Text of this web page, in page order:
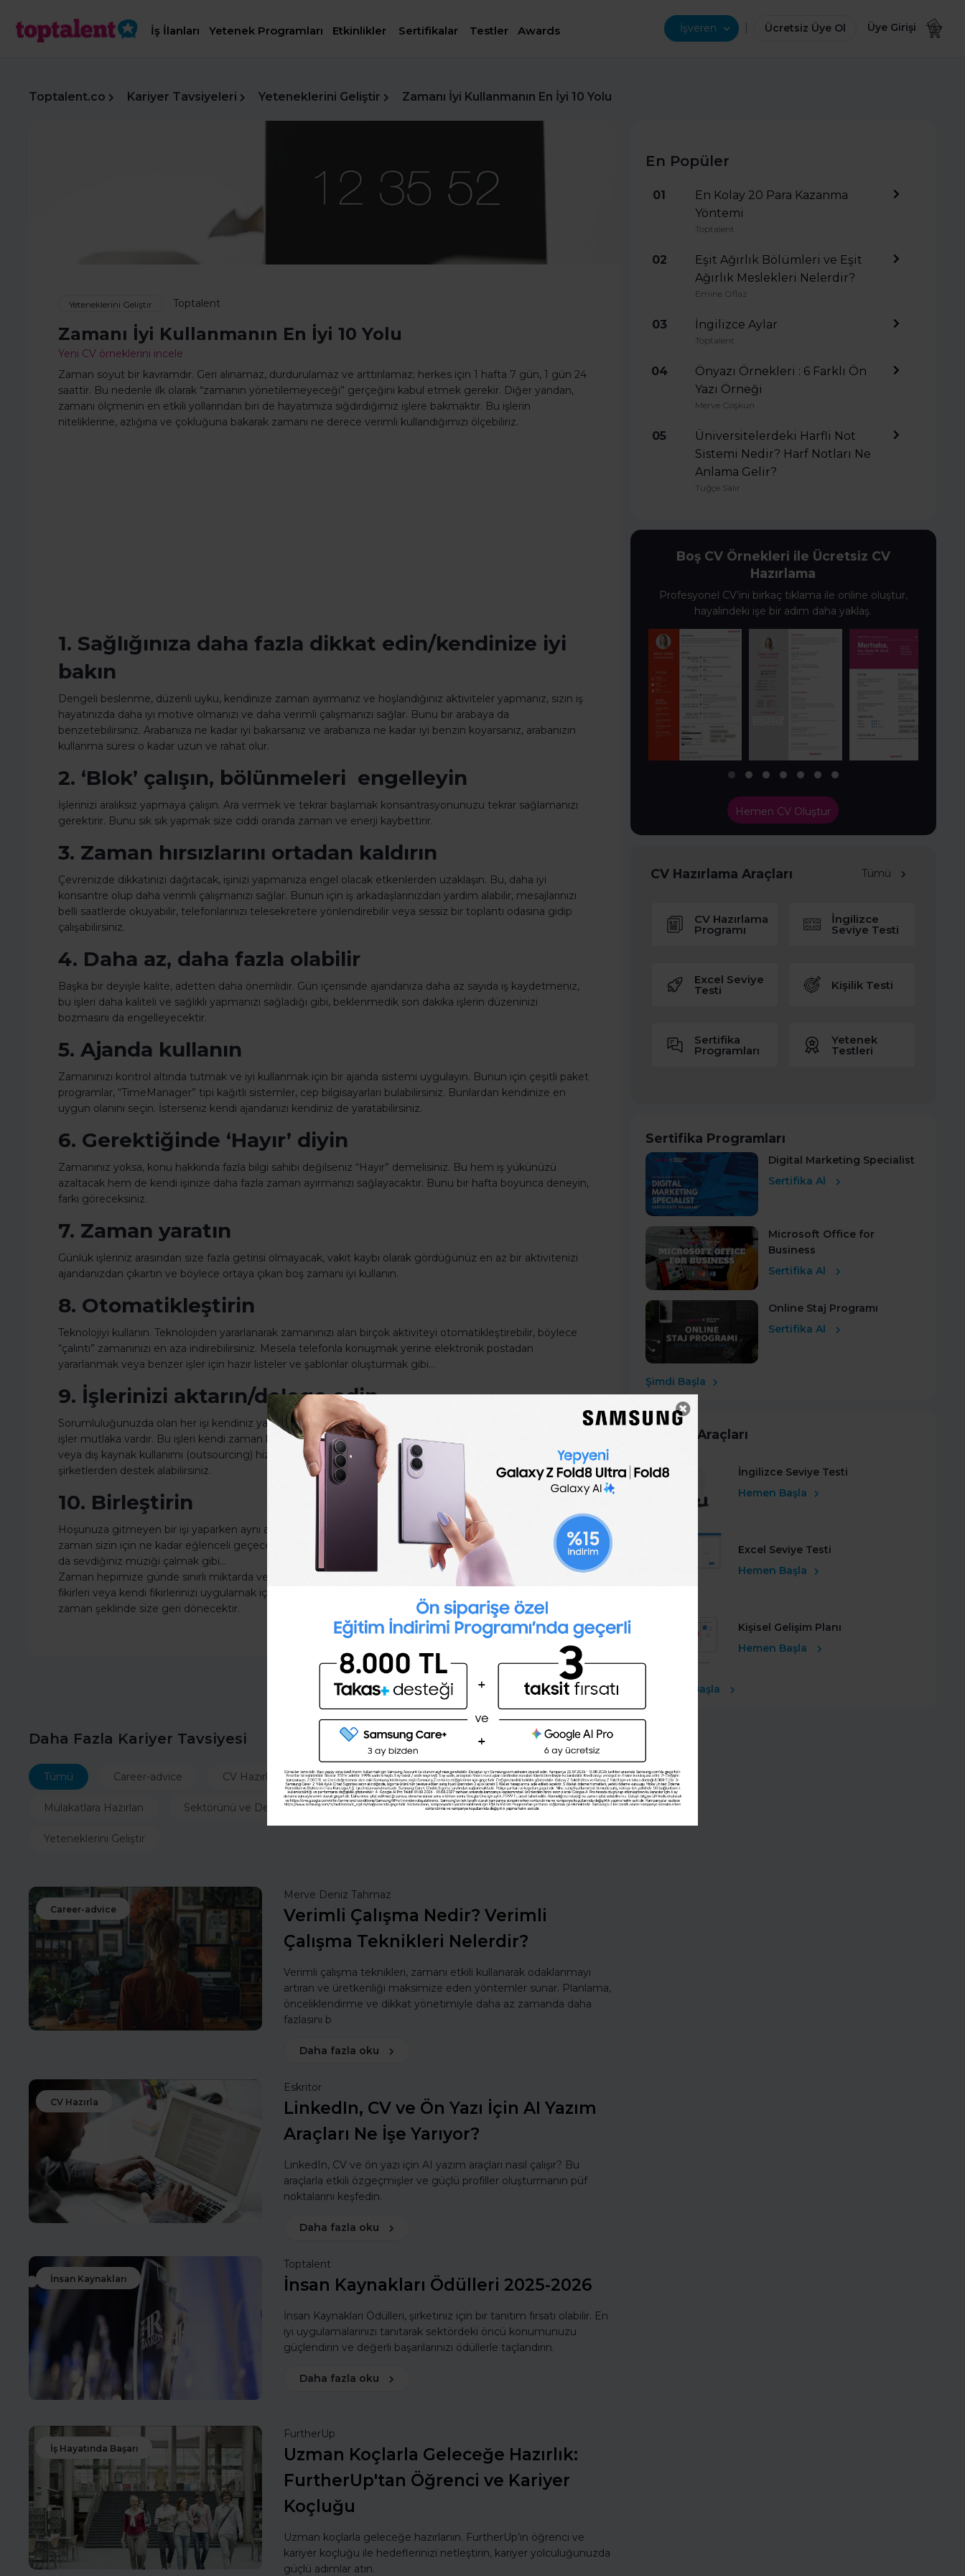
İş İlanları Yetenek Programları Etkinlikler Sertifikalar Testler Awards İşveren | Ücretsiz Üye Ol Üye Girişi
28 günlük kişisel gelişim planını
oluşturmak ister misin ?
Toptalent.co Kariyer Tavsiyeleri Yeteneklerini Geliştir Zamanı İyi Kullanmanın En İyi 10 Yolu
Yeteneklerini Geliştir Toptalent
Zamanı İyi Kullanmanın En İyi 10 Yolu
Yeni CV örneklerini incele
Zaman soyut bir kavramdır. Geri alınamaz, durdurulamaz ve arttırılamaz; herkes için 1 hafta 7 gün, 1 gün 24
saattir. Bu nedenle ilk olarak “zamanın yönetilemeyeceği” gerçeğini kabul etmek gerekir. Diğer yandan,
zamanı ölçmenin en etkili yollarından biri de hayatımıza sığdırdığımız işlere bakmaktır. Bu işlerin
niteliklerine, azlığına ve çokluğuna bakarak zamanı ne derece verimli kullandığımızı ölçebiliriz.
1. Sağlığınıza daha fazla dikkat edin/kendinize iyi
bakın
Dengeli beslenme, düzenli uyku, kendinize zaman ayırmanız ve hoşlandığınız aktiviteler yapmanız, sizin iş
hayatınızda daha iyi motive olmanızı ve daha verimli çalışmanızı sağlar. Bunu bir arabaya da
benzetebilirsiniz. Arabanıza ne kadar iyi bakarsanız ve arabanıza ne kadar iyi benzin koyarsanız, arabanızın
kullanma süresi o kadar uzun ve rahat olur.
2. ‘Blok’ çalışın, bölünmeleri engelleyin
İşlerinizi aralıksız yapmaya çalışın. Ara vermek ve tekrar başlamak konsantrasyonunuzu tekrar sağlamanızı
gerektirir. Bunu sık sık yapmak size ciddi oranda zaman ve enerji kaybettirir.
3. Zaman hırsızlarını ortadan kaldırın
Çevrenizde dikkatinizi dağıtacak, işinizi yapmanıza engel olacak etkenlerden uzaklaşın. Bu, daha iyi
konsantre olup daha verimli çalışmanızı sağlar. Bunun için iş arkadaşlarınızdan yardım alabilir, mesajlarınızı
belli saatlerde okuyabilir, telefonlarınızı telesekretere yönlendirebilir veya sessiz bir toplantı odasına gidip
çalışabilirsiniz.
4. Daha az, daha fazla olabilir
Başka bir deyişle kalite, adetten daha önemlidir. Gün içerisinde ajandanıza daha az sayıda iş kaydetmeniz,
bu işleri daha kaliteli ve sağlıklı yapmanızı sağladığı gibi, beklenmedik son dakika işlerin düzeninizi
bozmasını da engelleyecektir.
5. Ajanda kullanın
Zamanınızı kontrol altında tutmak ve iyi kullanmak için bir ajanda sistemi uygulayın. Bunun için çeşitli paket
programlar, “TimeManager” tipi kağıtlı sistemler, cep bilgisayarları bulabilirsiniz. Bunlardan kendinize en
uygun olanını seçin. İsterseniz kendi ajandanızı kendiniz de yaratabilirsiniz.
6. Gerektiğinde ‘Hayır’ diyin
Zamanınız yoksa, konu hakkında fazla bilgi sahibi değilseniz “Hayır” demelisiniz. Bu hem iş yükünüzü
azaltacak hem de kendi işinize daha fazla zaman ayırmanızı sağlayacaktır. Bunu bir hafta boyunca deneyin,
farkı göreceksiniz.
7. Zaman yaratın
Günlük işleriniz arasından size fazla getirisi olmayacak, vakit kaybı olarak gördüğünüz en az bir aktivitenizi
ajandanızdan çıkartın ve böylece ortaya çıkan boş zamanı iyi kullanın.
8. Otomatikleştirin
Teknolojiyi kullanın. Teknolojiden yararlanarak zamanınızı alan birçok aktiviteyi otomatikleştirebilir, böylece
“çalıntı” zamanınızı en aza indirebilirsiniz. Mesela telefonla konuşmak yerine elektronik postadan
yararlanmak veya benzer işler için hazır listeler ve şablonlar oluşturmak gibi…
9. İşlerinizi aktarın/delege edin
Sorumluluğunuzda olan her işi kendiniz yapmak zorunda olmayabilirsiniz. Başkalarına devredebileceğiniz
işler mutlaka vardır. Bu işleri kendi zaman kaybınızı önlemek için işyerinden bir iş arkadaşınıza devredebilir
veya dış kaynak kullanımı (outsourcing) hizmeti veren ve bu işi en az sizin kadar iyi yapabilecek olan
şirketlerden destek alabilirsiniz.
10. Birleştirin
Hoşunuza gitmeyen bir işi yaparken aynı anda hoşunuza giden bir diğer aktiviteyi yapın, göreceksiniz bu
zaman sizin için ne kadar eğlenceli geçecek. Mesela sıkıcı birkaç telefon görüşmesi yaparken bir taraftan
da sevdiğiniz müziği çalmak gibi…
Zaman hepimize günde sınırlı miktarda verilen doğal bir kaynaktır. Umarız zamanınızın küçük bir kısmını bu
fikirleri veya kendi fikirlerinizi uygulamak için kullanırsınız. Karşılığı çalışmak, hatta eğlenmek için daha fazla
zaman şeklinde size geri dönecektir.
En Popüler
01
En Kolay 20 Para Kazanma
Yöntemi
Toptalent
02
Eşit Ağırlık Bölümleri ve Eşit
Ağırlık Meslekleri Nelerdir?
Emine Oflaz
03 İngilizce Aylar
Toptalent
04
Önyazı Örnekleri : 6 Farklı Ön
Yazı Örneği
Merve Coşkun
05
Üniversitelerdeki Harfli Not
Sistemi Nedir? Harf Notları Ne
Anlama Gelir?
Tuğçe Salır
Boş CV Örnekleri ile Ücretsiz CV
Hazırlama
Profesyonel CV’ini birkaç tıklama ile online oluştur,
hayalindeki işe bir adım daha yaklaş.
Hemen CV Oluştur
CV Hazırlama Araçları Tümü
CV Hazırlama
Programı
İngilizce
Seviye Testi
Excel Seviye
Testi Kişilik Testi
Sertifika
Programları
Yetenek
Testleri
Sertifika Programları
Digital Marketing Specialist
Sertifika Al
Microsoft Office for
Business
Sertifika Al
Online Staj Programı
Sertifika Al
Şimdi Başla
Kariyer Araçları
İngilizce Seviye Testi
Hemen Başla
Excel Seviye Testi
Hemen Başla
Kişisel Gelişim Planı
Hemen Başla
Ücretsiz Başla
Daha Fazla Kariyer Tavsiyesi
Tümü Career-advice CV Hazırla İnsan Kaynakları İş Hayatında Başarı
Mülakatlara Hazırlan Sektörünü ve Departmanını Seç Şirketleri Keşfet
Yeteneklerini Geliştir
Career-advice
Merve Deniz Tahmaz
Verimli Çalışma Nedir? Verimli
Çalışma Teknikleri Nelerdir?
Verimli çalışma teknikleri, zamanı etkili kullanarak odaklanmayı
artıran ve üretkenliği maksimize eden yöntemler sunar. Planlama,
önceliklendirme ve dikkat yönetimiyle daha az zamanda daha
fazlasını b
Daha fazla oku
CV Hazırla
Eskritor
LinkedIn, CV ve Ön Yazı İçin AI Yazım
Araçları Ne İşe Yarıyor?
LinkedIn, CV ve ön yazı için AI yazım araçları nasıl çalışır? Bu
araçlarla etkili özgeçmişler ve güçlü profiller oluşturmanın püf
noktalarını keşfedin.
Daha fazla oku
İnsan Kaynakları
Toptalent
İnsan Kaynakları Ödülleri 2025-2026
İnsan Kaynakları Ödülleri, şirketiniz için bir tanıtım fırsatı olabilir. En
iyi uygulamalarınızı tanıtarak sektördeki öncü konumunuzu
güçlendirin ve değerli başarılarınızı ödüllerle taçlandırın.
Daha fazla oku
İş Hayatında Başarı
FurtherUp
Uzman Koçlarla Geleceğe Hazırlık:
FurtherUp'tan Öğrenci ve Kariyer
Koçluğu
Uzman koçlarla geleceğe hazırlanın. FurtherUp’ın öğrenci ve
kariyer koçluğu ile hedeflerinizi netleştirin, kariyer yolculuğunuzda
güçlü adımlar atın.